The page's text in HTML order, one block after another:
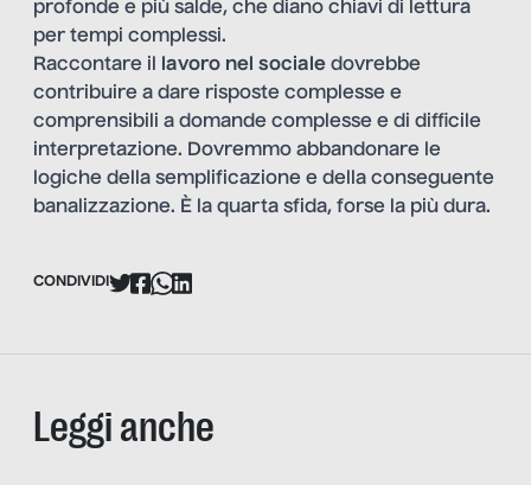
profonde e più salde, che diano chiavi di lettura
per tempi complessi.
Raccontare il
lavoro nel sociale dovrebbe
contribuire a dare risposte complesse e
comprensibili a domande complesse e di difficile
interpretazione. Dovremmo abbandonare le
logiche della semplificazione e della conseguente
banalizzazione. È la quarta sfida, forse la più dura.
CONDIVIDI
Leggi anche